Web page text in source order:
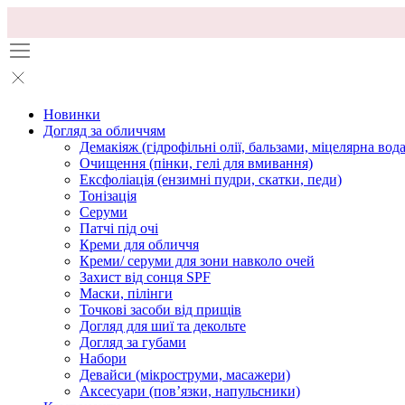
Новинки
Догляд за обличчям
Демакіяж (гідрофільні олії, бальзами, міцелярна
Очищення (пінки, гелі для вмивання)
Ексфоліація (ензимні пудри, скатки, педи)
Тонізація
Серуми
Патчі під очі
Креми для обличчя
Креми/ серуми для зони навколо очей
Захист від сонця SPF
Маски, пілінги
Точкові засоби від прищів
Догляд для шиї та декольте
Догляд за губами
Набори
Девайси (мікроструми, масажери)
Аксесуари (повʼязки, напульсники)